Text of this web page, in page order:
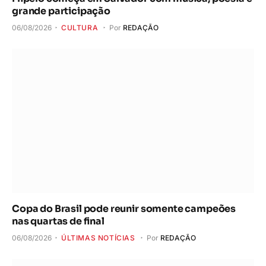
grande participação
06/08/2026 CULTURA Por REDAÇÃO
Copa do Brasil pode reunir somente campeões
nas quartas de final
06/08/2026 ÚLTIMAS NOTÍCIAS Por REDAÇÃO